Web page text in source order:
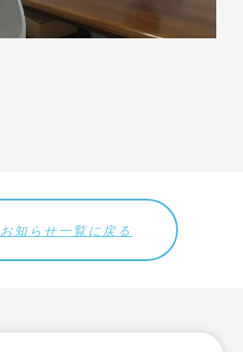
お知らせ一覧に戻る